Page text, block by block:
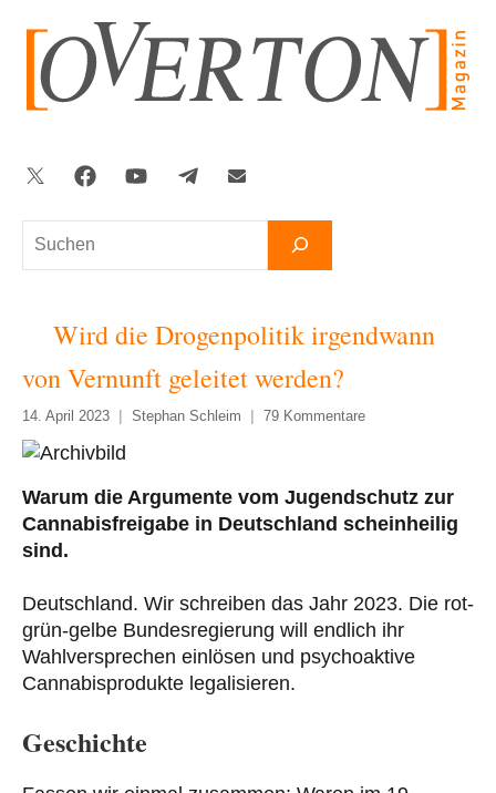
springen
Suchen
Twitter FacebookYouTubeTelegram
Wird die Drogenpolitik irgendwann
von Vernunft geleitet werden?
14. April 2023 Stephan Schleim 79 Kommentare
Warum die Argumente vom Jugendschutz zur
Cannabisfreigabe in Deutschland scheinheilig
sind.
Deutschland. Wir schreiben das Jahr 2023. Die rot-
grün-gelbe Bundesregierung will endlich ihr
Wahlversprechen einlösen und psychoaktive
Cannabisprodukte legalisieren.
Geschichte